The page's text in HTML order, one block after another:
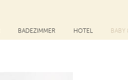
BADEZIMMER HOTEL BABY